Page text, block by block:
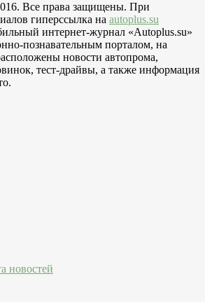
Все права защищены. При
гиперссылка на autoplus.su
интернет-журнал «Autoplus.su»
познавательным порталом, на
новости автопрома,
тест-драйвы, а также информация
новостей